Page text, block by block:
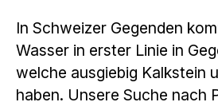
In Schweizer Gegenden
Wasser in erster Linie in
welche ausgiebig Kalkstein
haben. Unsere Suche nach